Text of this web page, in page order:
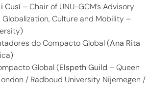
Cusí– Chair of UNU-GCM’s Advisory
Culture and Mobility –
do Compacto Global (Ana Rita
Global (Elspeth Guild – Queen
/ Radboud University Nijemegen /